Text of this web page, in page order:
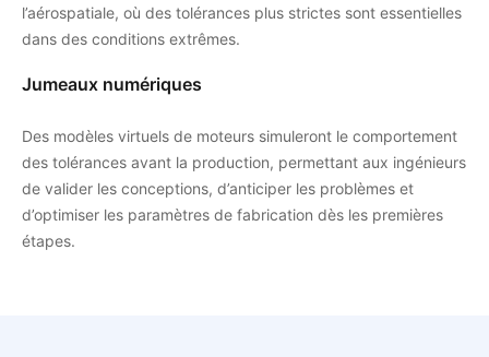
l’aérospatiale, où des tolérances plus strictes sont essentielles
dans des conditions extrêmes.
Jumeaux numériques
Des modèles virtuels de moteurs simuleront le comportement
des tolérances avant la production, permettant aux ingénieurs
de valider les conceptions, d’anticiper les problèmes et
d’optimiser les paramètres de fabrication dès les premières
étapes.